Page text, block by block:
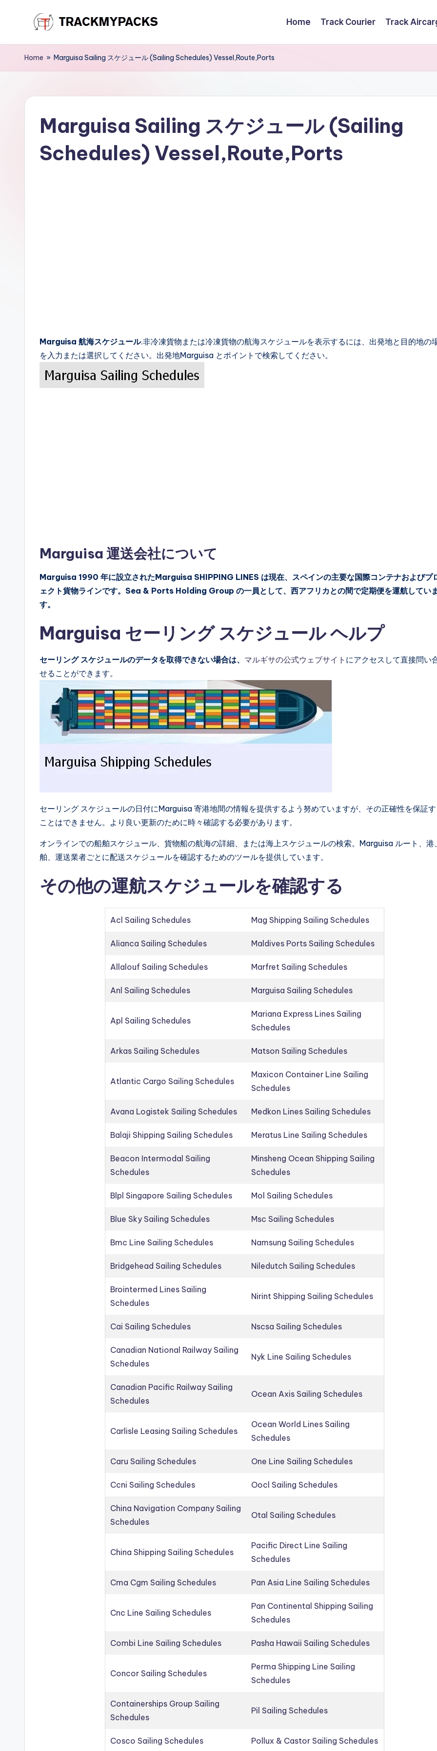
content
T
r
c
M
Home Track Courier Track
Home » Marguisa Sailing スケジュール (Sailing Schedules) Vessel,Route,Ports
Marguisa Sailing スケジュール (Sailing
Schedules) Vessel,Route,Ports
Marguisa 航海スケジュール.非冷凍貨物または冷凍貨物の航海スケジュールを表示するには、出発地と目的地の
を入力または選択してください。出発地Marguisa とポイントで検索してください。
Marguisa 運送会社について
Marguisa 1990 年に設立されたMarguisa SHIPPING LINES は現在、スペインの主要な国際コンテナおよびプ
ェクト貨物ラインです。Sea & Ports Holding Group の一員として、西アフリカとの間で定期便を運航してい
す。
Marguisa セーリング スケジュール ヘルプ
セーリング スケジュールのデータを取得できない場合は、 マルギサの公式ウェブサイト にアクセスして直接問い
せることができます。
セーリング スケジュールの日付にMarguisa 寄港地間の情報を提供するよう努めていますが、その正確性を保証
ことはできません。より良い更新のために時々確認する必要があります。
オンラインでの船舶スケジュール、貨物船の航海の詳細、または海上スケジュールの検索。Marguisa ルート、港
舶、運送業者ごとに配送スケジュールを確認するためのツールを提供しています。
その他の運航スケジュールを確認する
Acl Sailing Schedules Mag Shipping Sailing Schedules
Alianca Sailing Schedules Maldives Ports Sailing Schedules
Allalouf Sailing Schedules Marfret Sailing Schedules
Anl Sailing Schedules Marguisa Sailing Schedules
Apl Sailing Schedules
Mariana Express Lines Sailing
Schedules
Arkas Sailing Schedules Matson Sailing Schedules
Atlantic Cargo Sailing Schedules
Maxicon Container Line Sailing
Schedules
Avana Logistek Sailing Schedules Medkon Lines Sailing Schedules
Balaji Shipping Sailing Schedules Meratus Line Sailing Schedules
Beacon Intermodal Sailing
Schedules
Minsheng Ocean Shipping Sailing
Schedules
Blpl Singapore Sailing Schedules Mol Sailing Schedules
Blue Sky Sailing Schedules Msc Sailing Schedules
Bmc Line Sailing Schedules Namsung Sailing Schedules
Bridgehead Sailing Schedules Niledutch Sailing Schedules
Brointermed Lines Sailing
Schedules
Nirint Shipping Sailing Schedules
Cai Sailing Schedules Nscsa Sailing Schedules
Canadian National Railway Sailing
Schedules
Nyk Line Sailing Schedules
Canadian Pacific Railway Sailing
Schedules
Ocean Axis Sailing Schedules
Carlisle Leasing Sailing Schedules
Ocean World Lines Sailing
Schedules
Caru Sailing Schedules One Line Sailing Schedules
Ccni Sailing Schedules Oocl Sailing Schedules
China Navigation Company Sailing
Schedules
Otal Sailing Schedules
China Shipping Sailing Schedules
Pacific Direct Line Sailing
Schedules
Cma Cgm Sailing Schedules Pan Asia Line Sailing Schedules
Cnc Line Sailing Schedules
Pan Continental Shipping Sailing
Schedules
Combi Line Sailing Schedules Pasha Hawaii Sailing Schedules
Concor Sailing Schedules
Perma Shipping Line Sailing
Schedules
Containerships Group Sailing
Schedules
Pil Sailing Schedules
Cosco Sailing Schedules Pollux & Castor Sailing Schedules